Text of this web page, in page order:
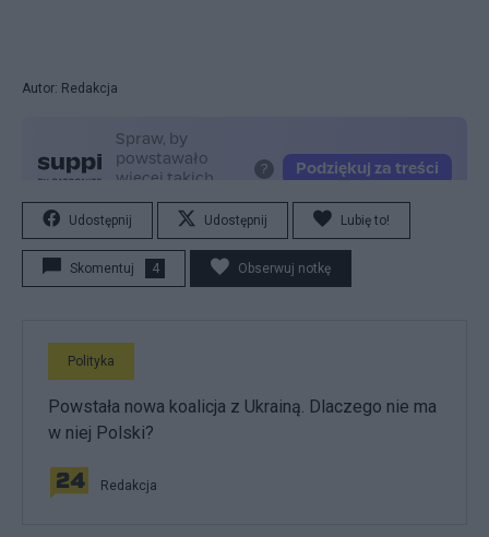
Autor: Redakcja
Udostępnij Udostępnij Lubię to!
Skomentuj 4 Obserwuj notkę
Polityka
Powstała nowa koalicja z Ukrainą. Dlaczego nie ma
w niej Polski?
Redakcja